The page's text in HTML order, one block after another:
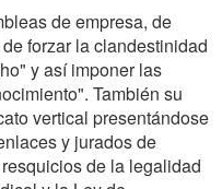
de empresa, de
forzar la clandestinidad
y así imponer las
También su
vertical presentándose
y jurados de
de la legalidad